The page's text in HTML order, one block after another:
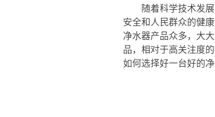
随着科学技术发
安全和人民群众的健
净水器产品众多，大
品，相对于高关注度
如何选择好一台好的